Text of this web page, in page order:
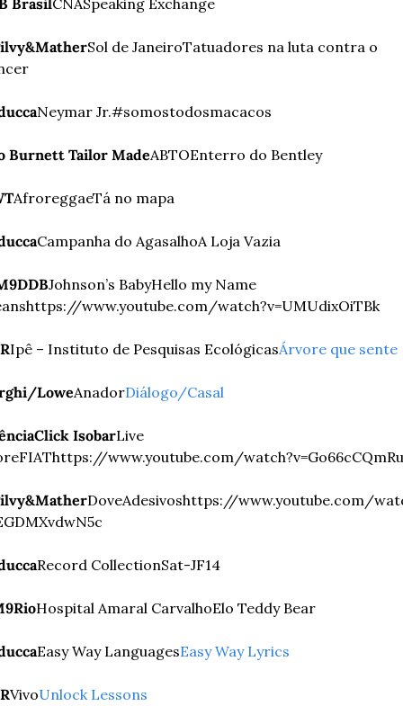
Sol de JaneiroTatuadores na luta contra o
Neymar Jr.#somostodosmacacos
Burnett Tailor MadeABTOEnterro do Bentley
AfroreggaeTá no mapa
Campanha do AgasalhoA Loja Vazia
Johnson’s BabyHello my Name
https://www.youtube.com/watch?v=UMUdixOiTBk
Ipê – Instituto de Pesquisas EcológicasÁrvore que sente
LoweAnadorDiálogo/Casal
IsobarLive
FIAThttps://www.youtube.com/
DoveAdesivoshttps://www.youtube.com/
Record CollectionSat-JF14
Hospital Amaral CarvalhoElo Teddy Bear
Easy Way LanguagesEasy Way Lyrics
VivoUnlock Lessons